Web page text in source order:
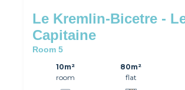
Le Kremlin-Bicetre -
Capitaine
Room 5
10m²
room
80m²
flat